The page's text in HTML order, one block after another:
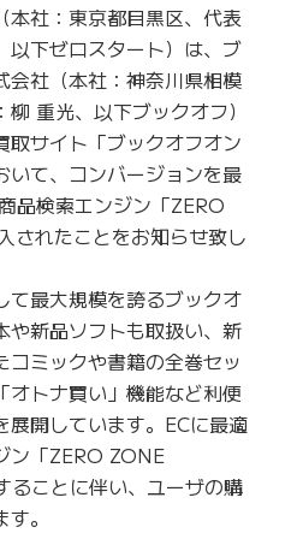
本社：東京都目黒区、代表
以下ゼロスタート）は、ブ
会社（本社：神奈川県相模
重光、以下ブックオフ）
取サイト「ブックオフオン
いて、コンバージョンを最
品検索エンジン「ZERO
されたことをお知らせ致し
て最大規模を誇るブックオ
や新品ソフトも取扱い、新
コミックや書籍の全巻セッ
オトナ買い」機能など利便
展開しています。ECに最適
ン「ZERO ZONE
ることに伴い、ユーザの購
。